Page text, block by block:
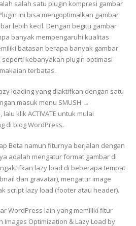
salah satu plugin kompresi gambar
ini bisa mengoptimalkan gambar
lebih kecil. Dengan begitu gambar
banyak mempengaruhi kualitas
batasan berapa banyak gambar
kebanyakan plugin optimasi
terbatas.
loading yang diaktifkan dengan satu
masuk menu SMUSH →
lalu klik ACTIVATE untuk mulai
di blog WordPress.
Beta namun fiturnya berjalan dengan
adalah mengatur format gambar di
lazy load di beberapa tempat
dan gravatar), mengatur image
script lazy load (footer atau header).
WordPress lain yang memiliki fitur
Images Optimization & Lazy Load by